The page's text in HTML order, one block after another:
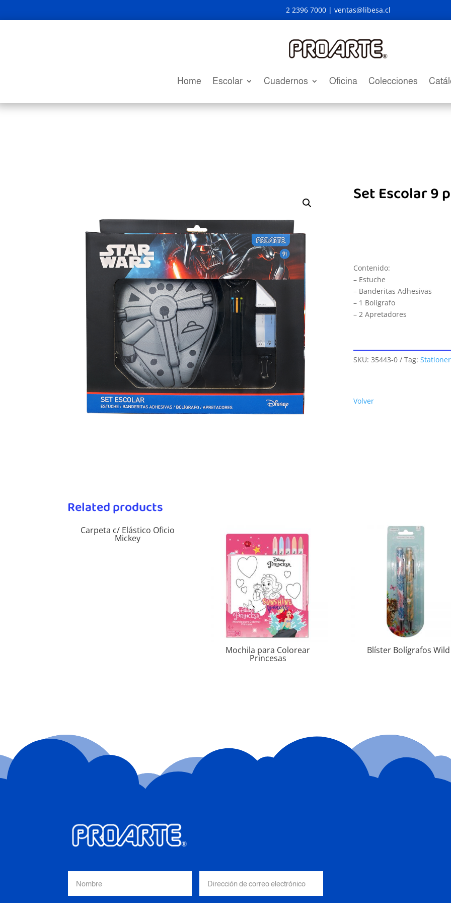
2 2396 7000 | ventas@libesa.cl
Home Escolar Cuadernos Oficina Colecciones
Set Escolar 9
Contenido:
– Estuche
– Banderitas Adhesivas
– 1 Bolígrafo
– 2 Apretadores
SKU: 35443-0 Tag:
Volver
Related products
Carpeta c/ Elástico Oficio
Mickey
Mochila para Colorear
Princesas
Blíster Bolígrafos Wild